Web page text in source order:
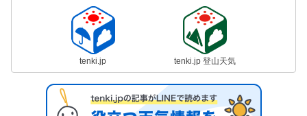
tenki.jp tenki.jp 登山天気